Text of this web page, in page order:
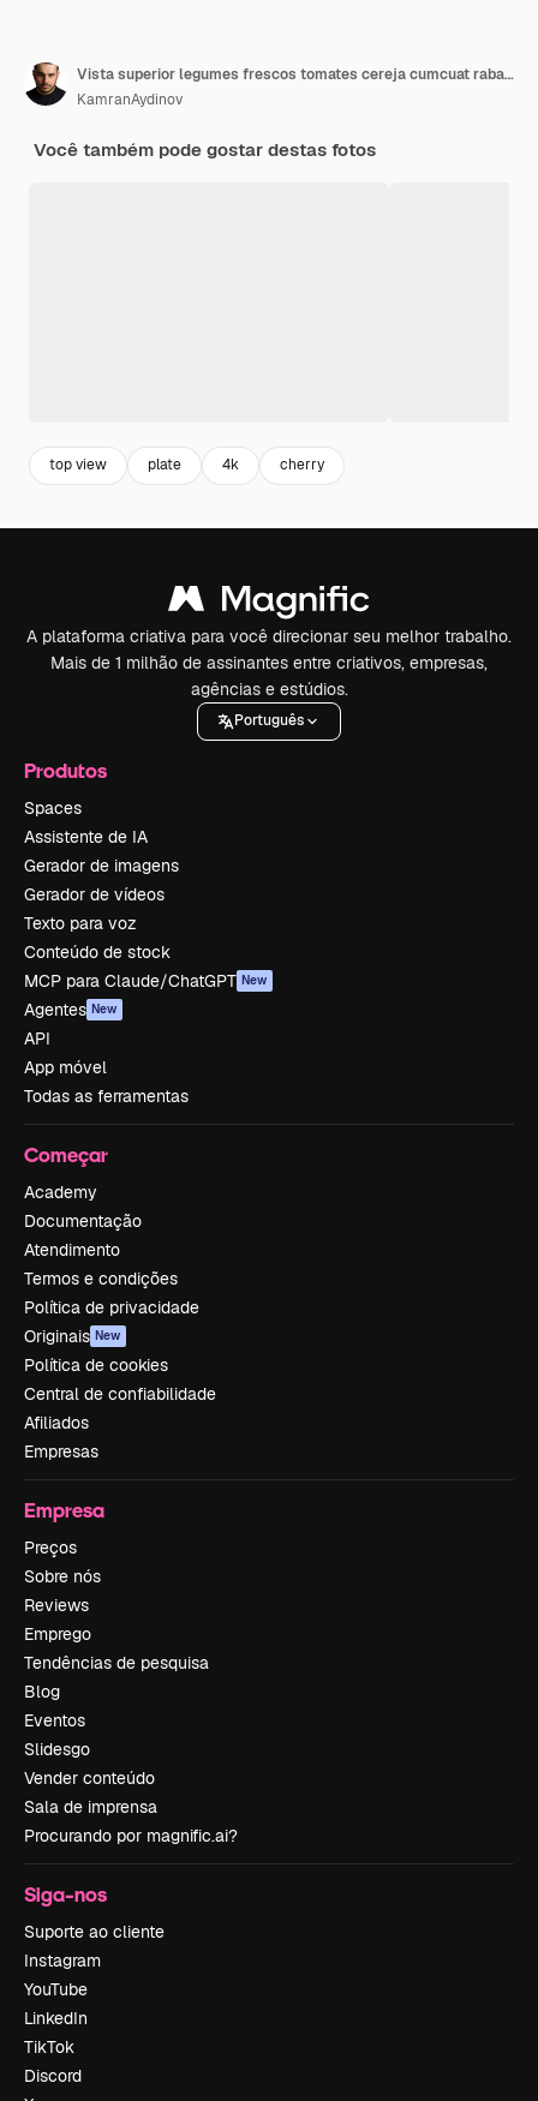
Vista superior legumes frescos tomates cereja cumcuat rabanete verde cebola salsa pepinos pimentões maçãs alface repolho roxo prato redondo no centro
KamranAydinov
Você também pode gostar destas fotos
top view plate 4k cherry
A plataforma criativa para você direcionar seu melhor trabalho.
Mais de 1 milhão de assinantes entre criativos, empresas,
agências e estúdios.
Português
Produtos
Spaces
Assistente de IA
Gerador de imagens
Gerador de vídeos
Texto para voz
Conteúdo de stock
MCP para Claude/ChatGPT New
Agentes New
API
App móvel
Todas as ferramentas
Começar
Academy
Documentação
Atendimento
Termos e condições
Política de privacidade
Originais New
Política de cookies
Central de confiabilidade
Afiliados
Empresas
Empresa
Preços
Sobre nós
Reviews
Emprego
Tendências de pesquisa
Blog
Eventos
Slidesgo
Vender conteúdo
Sala de imprensa
Procurando por magnific.ai?
Siga-nos
Suporte ao cliente
Instagram
YouTube
LinkedIn
TikTok
Discord